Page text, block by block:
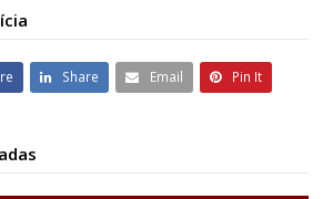
Share Email Pin It